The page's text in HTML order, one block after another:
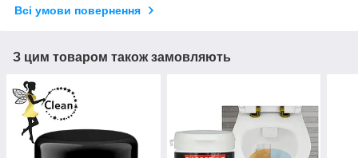
Всі умови повернення
З цим товаром також замовляють